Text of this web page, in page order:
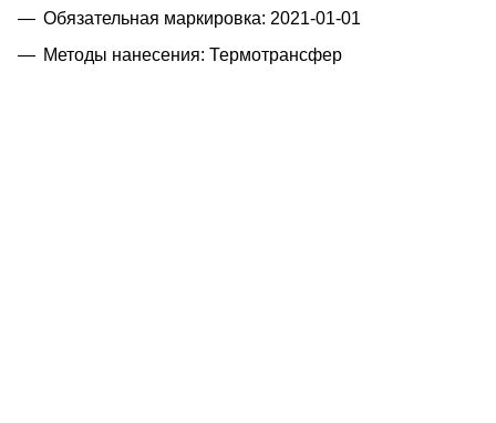
Обязательная маркировка: 2021-01-01
Методы нанесения: Термотрансфер